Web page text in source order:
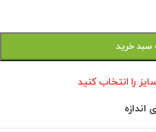
سبد خرید
را انتخاب کنید
اندازه